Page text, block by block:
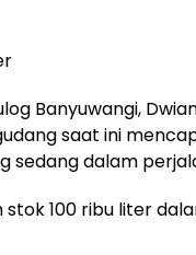
Banyuwangi,
saat ini
sedang dalam
100 ribu liter